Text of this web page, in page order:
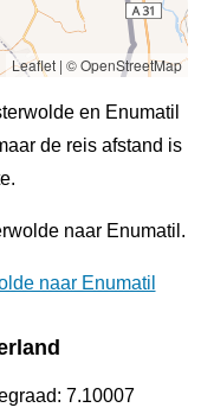
Leaflet| © OpenStreetMap
en Enumatil
de reis afstand is
naar Enumatil.
naar Enumatil
7.10007